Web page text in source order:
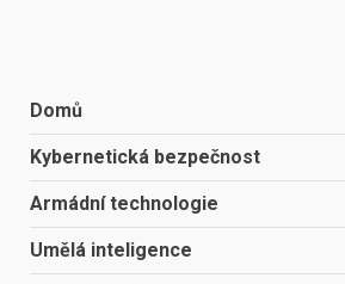
Domů
Kybernetická bezpečnost
Armádní technologie
Umělá inteligence